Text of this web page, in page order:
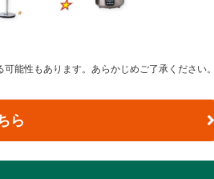
能性もあります。あらかじめご了承ください。
ら